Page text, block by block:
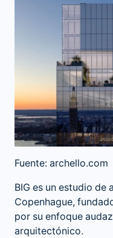
Fuente: archello.com
BIG es un estudio de
Copenhague,
por su enfoque
arquitectónico.